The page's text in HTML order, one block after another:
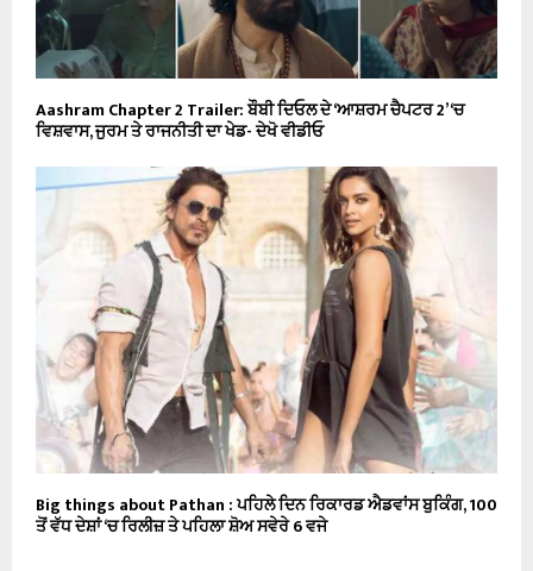
Aashram Chapter 2 Trailer: ਬੌਬੀ ਦਿਓਲ ਦੇ ‘ਆਸ਼ਰਮ ਚੈਪਟਰ 2’ ‘ਚ
ਵਿਸ਼ਵਾਸ, ਜੁਰਮ ਤੇ ਰਾਜਨੀਤੀ ਦਾ ਖੇਡ- ਦੇਖੋ ਵੀਡੀਓ
Big things about Pathan : ਪਹਿਲੇ ਦਿਨ ਰਿਕਾਰਡ ਐਡਵਾਂਸ ਬੁਕਿੰਗ, 100
ਤੋਂ ਵੱਧ ਦੇਸ਼ਾਂ ‘ਚ ਰਿਲੀਜ਼ ਤੇ ਪਹਿਲਾ ਸ਼ੋਅ ਸਵੇਰੇ 6 ਵਜੇ